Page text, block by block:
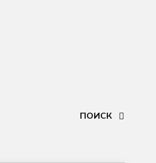
ПОИСК